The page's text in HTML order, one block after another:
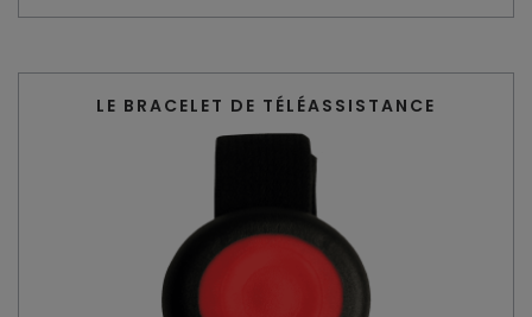
LE BRACELET DE TÉLÉASSISTANCE